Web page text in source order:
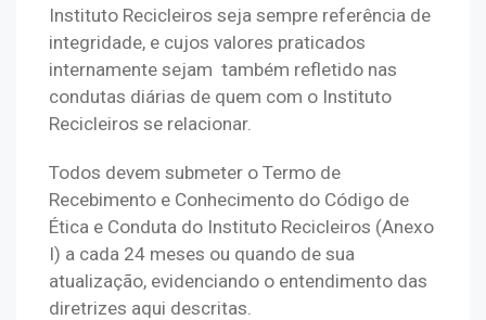
Instituto Recicleiros seja sempre referência de
integridade, e cujos valores praticados
internamente sejam  também refletido nas
condutas diárias de quem com o Instituto
Recicleiros se relacionar.
Todos devem submeter o Termo de
Recebimento e Conhecimento do Código de
Ética e Conduta do Instituto Recicleiros (Anexo
I) a cada 24 meses ou quando de sua
atualização, evidenciando o entendimento das
diretrizes aqui descritas.